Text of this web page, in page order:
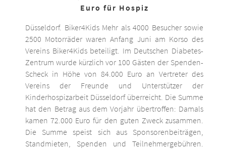
Euro für Hospiz
Düsseldorf. Biker4Kids Mehr als 4000 Besucher sowie
2500 Motorräder waren Anfang Juni am Korso des
Vereins Biker4Kids beteiligt. Im Deutschen Diabetes-
Zentrum wurde kürzlich vor 100 Gästen der Spenden-
Scheck in Höhe von 84.000 Euro an Vertreter des
Vereins der Freunde und Unterstützer der
Kinderhospizarbeit Düsseldorf überreicht. Die Summe
hat den Betrag aus dem Vorjahr übertroffen: Damals
kamen 72.000 Euro für den guten Zweck zusammen.
Die Summe speist sich aus Sponsorenbeiträgen,
Standmieten, Spenden und Teilnehmergebühren.